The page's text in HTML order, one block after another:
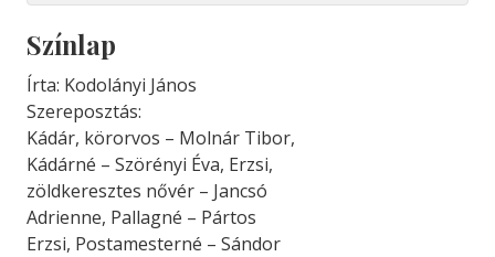
Színlap
Írta: Kodolányi János
Szereposztás:
Kádár, körorvos – Molnár Tibor,
Kádárné – Szörényi Éva, Erzsi,
zöldkeresztes nővér – Jancsó
Adrienne, Pallagné – Pártos
Erzsi, Postamesterné – Sándor